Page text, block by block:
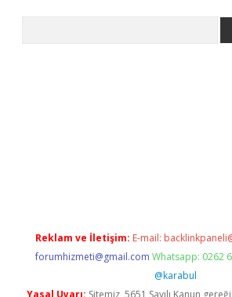
Reklam ve İletişim: E-mail:
forumhizmeti@gmail.com Whatsapp: 0262
@karabul
Yasal Uyarı: Sitemiz, 5651 Sayılı Kanun